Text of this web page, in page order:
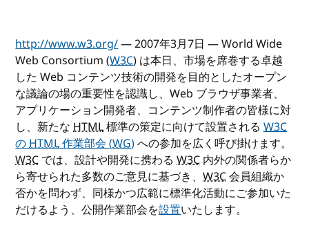
http://www.w3.org/— 2007年3月7日 — World Wide
Web Consortium (W3C) は本日、市場を席巻する卓越
した Web コンテンツ技術の開発を目的としたオープン
な議論の場の重要性を認識し、Web ブラウザ事業者、
アプリケーション開発者、コンテンツ制作者の皆様に対
し、新たなHTML標準の策定に向けて設置されるW3C
のHTML作業部会 (WG)への参加を広く呼び掛けます。
W3C では、設計や開発に携わるW3C 内外の関係者らか
ら寄せられた多数のご意見に基づき、W3C会員組織か
否かを問わず、同様かつ広範に標準化活動にご参加いた
だけるよう、公開作業部会を設置いたします。